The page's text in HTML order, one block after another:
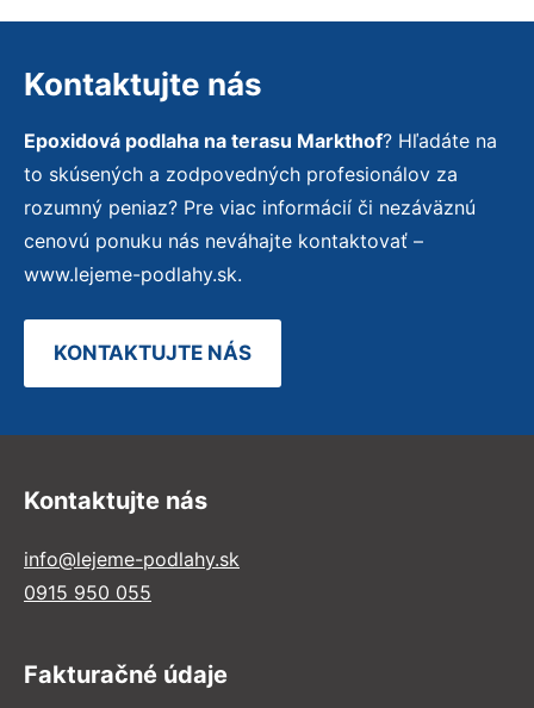
Kontaktujte nás
Epoxidová podlaha na terasu Markthof? Hľadáte na
to skúsených a zodpovedných profesionálov za
rozumný peniaz? Pre viac informácií či nezáväznú
cenovú ponuku nás neváhajte kontaktovať –
www.lejeme-podlahy.sk.
KONTAKTUJTE NÁS
Kontaktujte nás
info@lejeme-podlahy.sk
0915 950 055
Fakturačné údaje